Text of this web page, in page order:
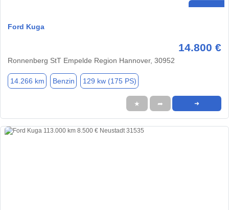
Ford Kuga
14.800 €
Ronnenberg StT Empelde Region Hannover, 30952
14.266 km Benzin 129 kw (175 PS)
★ ➦ ➜